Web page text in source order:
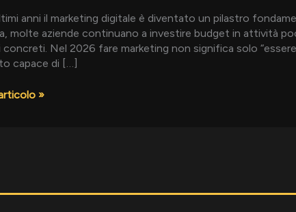
anni il marketing digitale è diventato un pilastro
molte aziende continuano a investire budget in attività
Nel 2026 fare marketing non significa solo
capace di […]
»